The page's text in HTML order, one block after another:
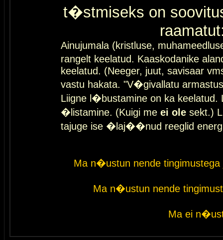
t�stmiseks on
Ainujumala (kristluse,
rangelt keelatud. Kaaskodanike
keelatud. (Neeger, juut, savisaar
vastu hakata. "V�givallatu
Liigne l�bustamine on ka keelatud.
�listamine. (Kuigi me ei ole sekt.)
tajuge ise �laj��nud reeglid
Ma n�ustun nende
Ma n�ustun nende
Ma ei